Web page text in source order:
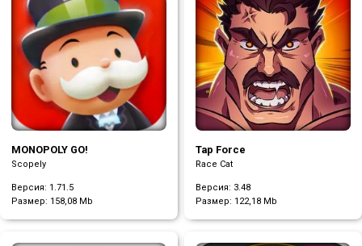
MONOPOLY GO!
Scopely
Версия: 1.71.5
Размер: 158,08 Mb
Tap Force
Race Cat
Версия: 3.48
Размер: 122,18 Mb